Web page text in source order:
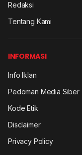
Redaksi
Tentang Kami
INFORMASI
Info Iklan
Pedoman Media Siber
Kode Etik
Disclaimer
Privacy Policy